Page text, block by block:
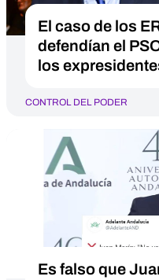
El caso de los
defendían el
los
CONTROL DEL PODER
Es falso que